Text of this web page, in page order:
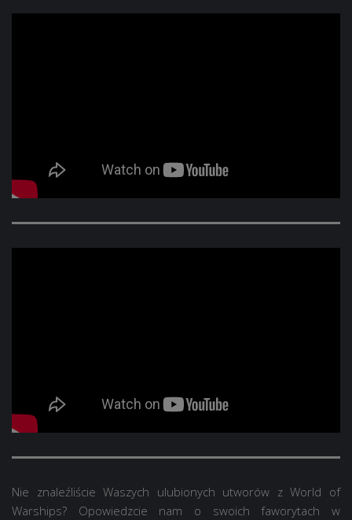
Nie znaleźliście Waszych ulubionych utworów z World of
Warships? Opowiedzcie nam o swoich faworytach w